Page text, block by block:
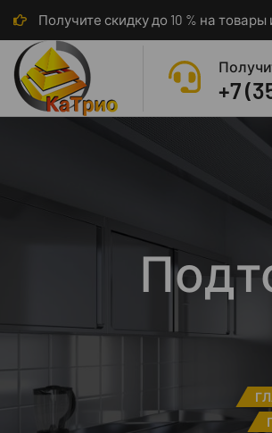
Получите скидку до 10 % на
+7